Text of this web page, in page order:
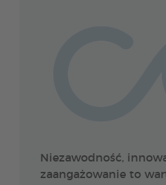
Niezawodność,
zaangażowanie to